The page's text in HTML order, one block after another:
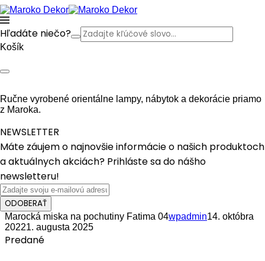
Hľadáte niečo?
Košík
Ručne vyrobené orientálne lampy, nábytok a dekorácie priamo
z Maroka.
NEWSLETTER
Máte záujem o najnovšie informácie o našich produktoch
a aktuálnych akciách? Prihláste sa do nášho
newsletteru!
ODOBERAŤ
Marocká miska na pochutiny Fatima 04wpadmin14. októbra
20221. augusta 2025
Predané